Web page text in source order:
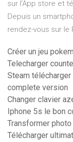
sur l’App store et
Depuis un
rendez-vous sur le
Créer un jeu
Telecharger
Steam
complete version
Changer clavier
Iphone 5s le bon
Transformer
Télécharger